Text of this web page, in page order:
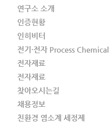
연구소 소개
인증현황
인히비터
전기·전자 Process Chemical
전자재료
전자재료
찾아오시는길
채용정보
친환경 염소계 세정제